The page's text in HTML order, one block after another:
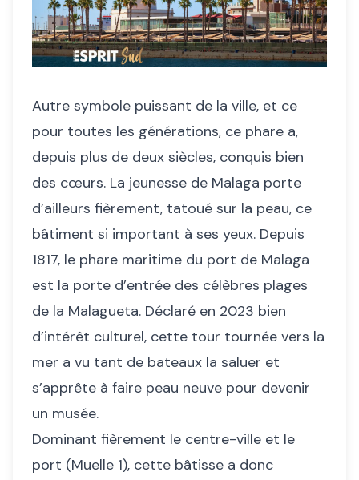
Autre symbole puissant de la ville, et ce
pour toutes les générations, ce phare a,
depuis plus de deux siècles, conquis bien
des cœurs. La jeunesse de Malaga porte
d’ailleurs fièrement, tatoué sur la peau, ce
bâtiment si important à ses yeux. Depuis
1817, le phare maritime du port de Malaga
est la porte d’entrée des célèbres plages
de la Malagueta. Déclaré en 2023 bien
d’intérêt culturel, cette tour tournée vers la
mer a vu tant de bateaux la saluer et
s’apprête à faire peau neuve pour devenir
un musée.
Dominant fièrement le centre-ville et le
port (Muelle 1), cette bâtisse a donc